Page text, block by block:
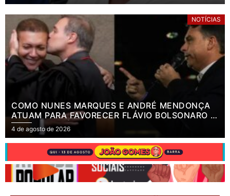
NOTÍCIAS
COMO NUNES MARQUES E ANDRÉ MENDONÇA
ATUAM PARA FAVORECER FLÁVIO BOLSONARO E
ABASTECER ÓDIO CONTRA LULA
4 de agosto de 2026
.